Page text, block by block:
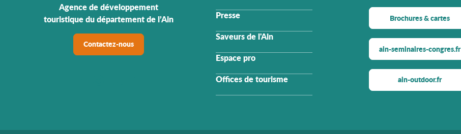
Agence de développement
touristique du département de l’Ain
Contactez-nous
Presse
Saveurs de l'Ain
Espace pro
Offices de tourisme
Brochures & cartes
ain-seminaires-congres.fr
ain-outdoor.fr